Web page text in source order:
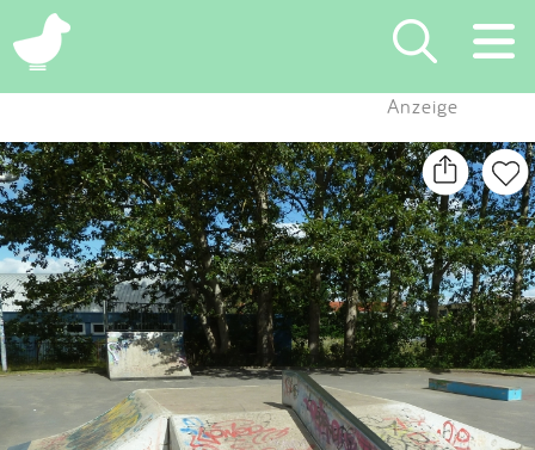
×
Suchen
Eintragen
App
Blog
Partner
Anzeige